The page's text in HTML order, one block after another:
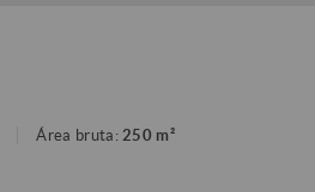
Área bruta:250 m²